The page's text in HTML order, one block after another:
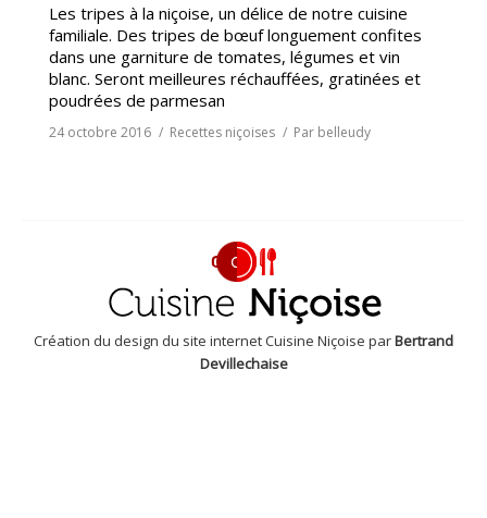
Les tripes à la niçoise, un délice de notre cuisine
familiale. Des tripes de bœuf longuement confites
dans une garniture de tomates, légumes et vin
blanc. Seront meilleures réchauffées, gratinées et
poudrées de parmesan
24 octobre 2016 Recettes niçoises Par belleudy
Création du design du site internet Cuisine Niçoise parBertrand
Devillechaise